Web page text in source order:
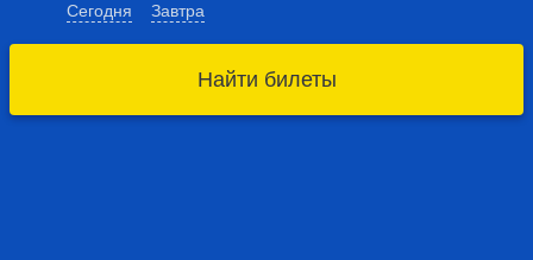
Сегодня Завтра
Найти билеты